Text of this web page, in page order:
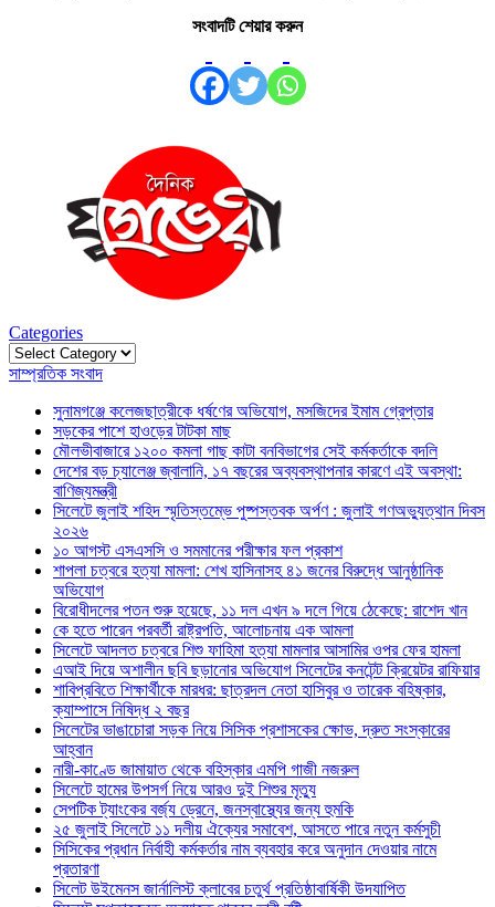
সংবাদটি শেয়ার করুন
Categories
Categories
সাম্প্রতিক সংবাদ
সুনামগঞ্জে কলেজছাত্রীকে ধর্ষণের অভিযোগ, মসজিদের ইমাম গ্রেপ্তার
সড়কের পাশে হাওড়ের টাটকা মাছ
মৌলভীবাজারে ১২০০ কমলা গাছ কাটা বনবিভাগের সেই কর্মকর্তাকে বদলি
দেশের বড় চ্যালেঞ্জ জ্বালানি, ১৭ বছরের অব্যবস্থাপনার কারণে এই অবস্থা:
বাণিজ্যমন্ত্রী
সিলেটে জুলাই শহিদ স্মৃতিস্তম্ভে পুষ্পস্তবক অর্পণ : জুলাই গণঅভ্যুত্থান দিবস
২০২৬
১০ আগস্ট এসএসসি ও সমমানের পরীক্ষার ফল প্রকাশ
শাপলা চত্বরে হত্যা মামলা: শেখ হাসিনাসহ ৪১ জনের বিরুদ্ধে আনুষ্ঠানিক
অভিযোগ
বিরোধীদলের পতন শুরু হয়েছে, ১১ দল এখন ৯ দলে গিয়ে ঠেকেছে: রাশেদ খান
কে হতে পারেন পরবর্তী রাষ্ট্রপতি, আলোচনায় এক আমলা
সিলেটে আদলত চত্বরে শিশু ফাহিমা হত্যা মামলার আসামির ওপর ফের হামলা
এআই দিয়ে অশালীন ছবি ছড়ানোর অভিযোগ সিলেটের কনটেন্ট ক্রিয়েটর রাফিয়ার
শাবিপ্রবিতে শিক্ষার্থীকে মারধর: ছাত্রদল নেতা হাসিবুর ও তারেক বহিষ্কার,
ক্যাম্পাসে নিষিদ্ধ ২ বছর
সিলেটের ভাঙাচোরা সড়ক নিয়ে সিসিক প্রশাসকের ক্ষোভ, দ্রুত সংস্কারের
আহ্বান
নারী-কাণ্ডে জামায়াত থেকে বহিস্কার এমপি গাজী নজরুল
সিলেটে হামের উপসর্গ নিয়ে আরও দুই শিশুর মৃত্যু
সেপটিক ট্যাংকের বর্জ্য ড্রেনে, জনস্বাস্থ্যের জন্য হুমকি
২৫ জুলাই সিলেটে ১১ দলীয় ঐক্যের সমাবেশ, আসতে পারে নতুন কর্মসুচী
সিসিকের প্রধান নির্বাহী কর্মকর্তার নাম ব্যবহার করে অনুদান দেওয়ার নামে
প্রতারণা
সিলেট উইমেনস জার্নালিস্ট ক্লাবের চতুর্থ প্রতিষ্ঠাবার্ষিকী উদযাপিত